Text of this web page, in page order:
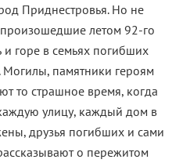
Приднестровья. Но не
летом 92-го
и горе в семьях погибших
памятники героям
то страшное время, когда
улицу, каждый дом в
друзья погибших и сами
о пережитом